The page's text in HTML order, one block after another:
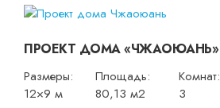
ПРОЕКТ ДОМА «ЧЖАОЮАНЬ»
Размеры:
12×9 м
Площадь:
80,13 м2
Комнат:
3